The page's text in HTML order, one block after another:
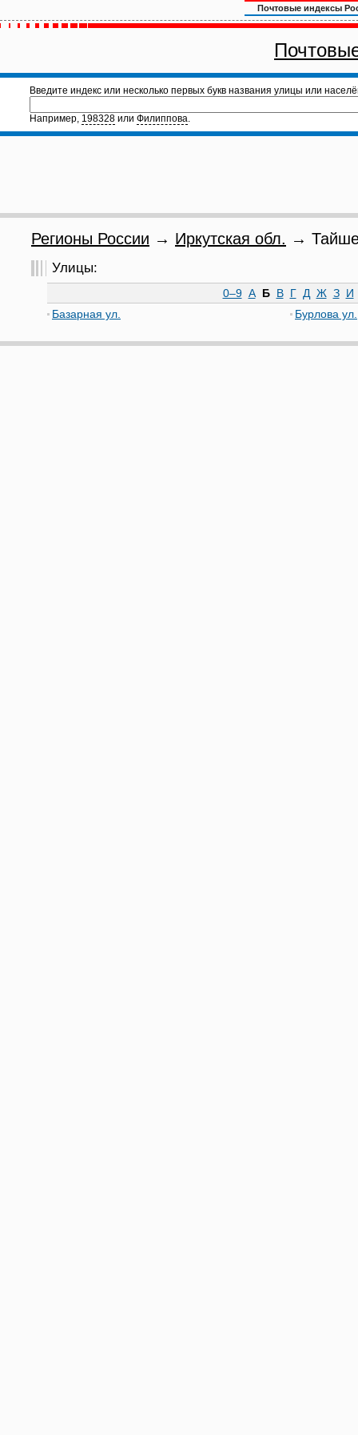
Почтовые индексы
Введите индекс или несколько первых букв названия улицы или
Например, 198328 или Филиппова.
Регионы России → Иркутская обл. →
Улицы:
0–9 А Б В Г Д Ж З И
Базарная ул.
Бурлова ул.